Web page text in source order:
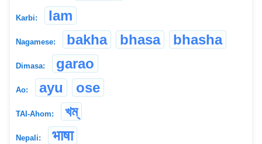
Karbi: lam
Nagamese: bakha bhasa bhasha
Dimasa: garao
Ao: ayu ose
TAI-Ahom: খম্
Nepali: भाषा